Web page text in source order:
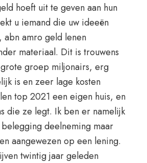
hoeft uit te geven aan hun
u iemand die uw ideeën
abn amro geld lenen
materiaal. Dit is trouwens
groep miljonairs, erg
is en zeer lage kosten
top 2021 een eigen huis, en
die ze legt. Ik ben er namelijk
deelneming maar
aangewezen op een lening.
twintig jaar geleden